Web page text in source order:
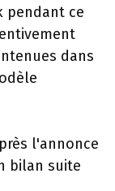
pendant ce
dans
l'annonce
bilan suite